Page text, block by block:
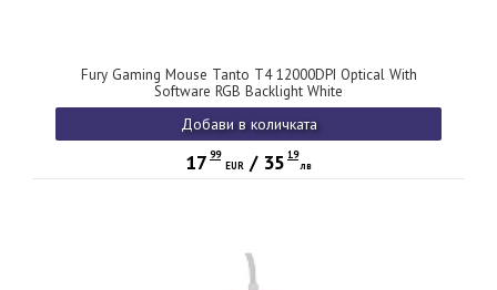
Fury Gaming Mouse Tanto T4 12000DPI Optical With
Software RGB Backlight White
Добави в количката
17 99
EUR / 35 19
лв